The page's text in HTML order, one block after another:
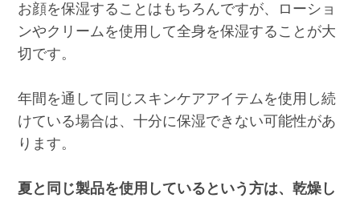
お顔を保湿することはもちろんですが、ローショ
ンやクリームを使用して全身を保湿することが大
切です。
年間を通して同じスキンケアアイテムを使用し続
けている場合は、十分に保湿できない可能性があ
ります。
夏と同じ製品を使用しているという方は、乾燥し